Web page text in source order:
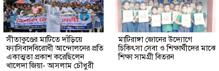
সীতাকুণ্ডের মাটিতে দাঁড়িয়ে
ফ্যাসিবাদবিরোধী আন্দোলনের প্রতি
একাত্মতা প্রকাশ করেছিলেন
খালেদা জিয়া- আসলাম চৌধুরী
মাটিরাঙ্গা জোনের উদ্যোগে
চিকিৎসা সেবা ও শিক্ষার্থীদের মাঝে
শিক্ষা সামগ্রী বিতরন